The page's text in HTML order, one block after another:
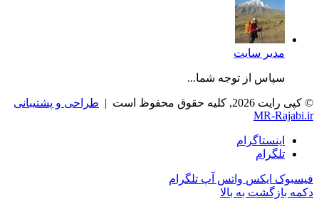
مدیر سایت
سپاس از توجه شما...
© کپی رایت 2026, کلیه حقوق محفوظ است |
طراحی و پشتیبانی
MR-Rajabi.ir
اینستاگرام
تلگرام
فیسبوک ایکس واتس آپ تلگرام
دکمه بازگشت به بالا